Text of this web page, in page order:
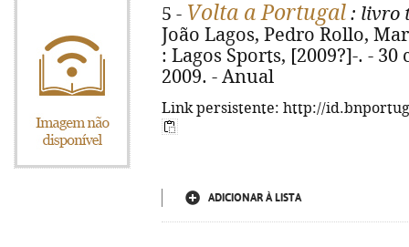
5 - Volta a Portugal : livro
João Lagos, Pedro Rollo,
: Lagos Sports, [2009?]-. -
2009. - Anual
Link persistente: http://
ADICIONAR À LISTA